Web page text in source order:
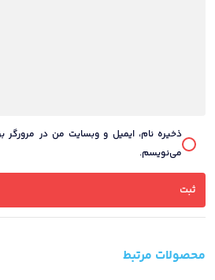
ذخیره نام، ایمیل و وبسایت من در مرورگر
می‌نویسم.
محصولات مرتبط